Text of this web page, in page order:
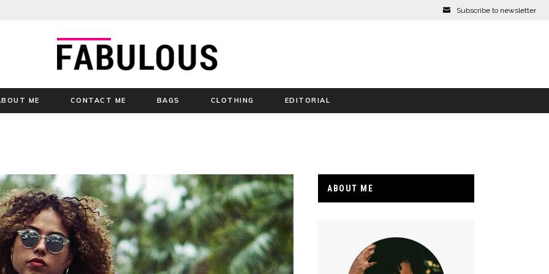
Subscribe to newsletter
ME CONTACT ME BAGS CLOTHING EDITORIAL
ABOUT ME